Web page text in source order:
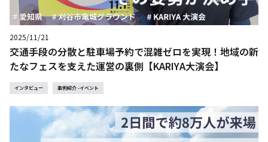
2025/11/21
交通手段の分散と駐車場予約で混雑ゼロを実現！地域の新
たなフェスを支えた運営の裏側【KARIYA大演会】
インタビュー 事例紹介 -イベント